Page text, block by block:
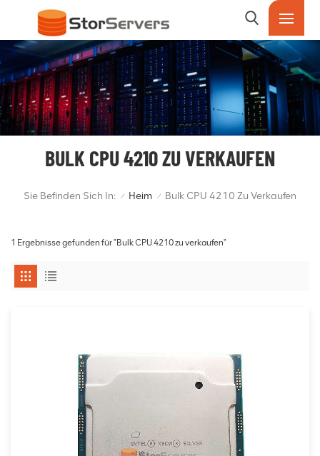
BULK CPU 4210 ZU VERKAUFEN
Sie Befinden Sich In: / Heim / Bulk CPU 4210 Zu Verkaufen
1 Ergebnisse gefunden für "Bulk CPU 4210 zu verkaufen"